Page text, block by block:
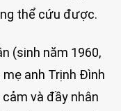
thể cứu được.
(sinh năm 1960,
mẹ anh Trịnh Đình
và đầy nhân